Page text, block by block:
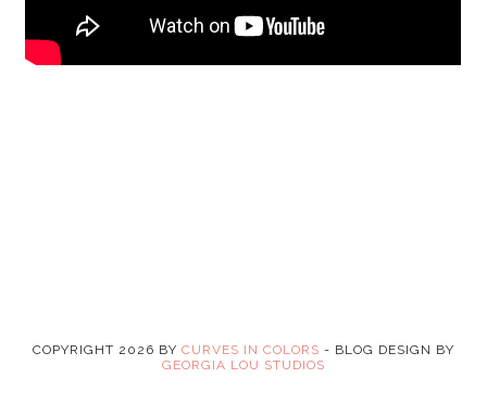
COPYRIGHT 2026 BY CURVES IN COLORS - BLOG DESIGN BY
GEORGIA LOU STUDIOS